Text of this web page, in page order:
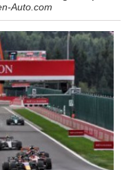
Auto.com